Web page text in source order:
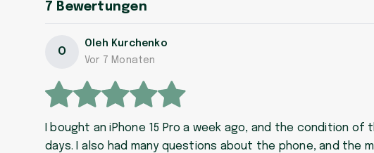
7 Bewertungen
O
Oleh Kurchenko
Vor 7 Monaten
I bought an iPhone 15 Pro a week ago, and the condition
days. I also had many questions about the phone, and the